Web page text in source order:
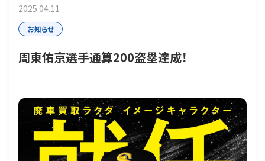
2025.04.11
お知らせ
周東佑京選手通算200盗塁達成！